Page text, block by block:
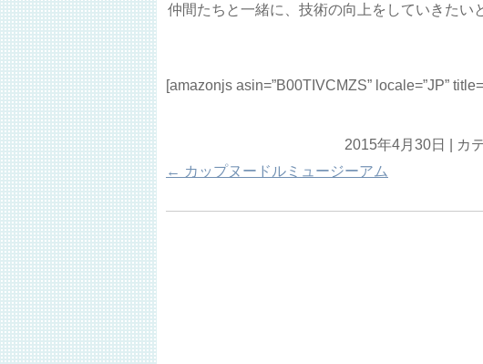
仲間たちと一緒に、技術の向上をしていきたい
[amazonjs asin=”B00TIVCMZS” locale=”JP”
2015年4月30日 カ
← カップヌードルミュージーアム